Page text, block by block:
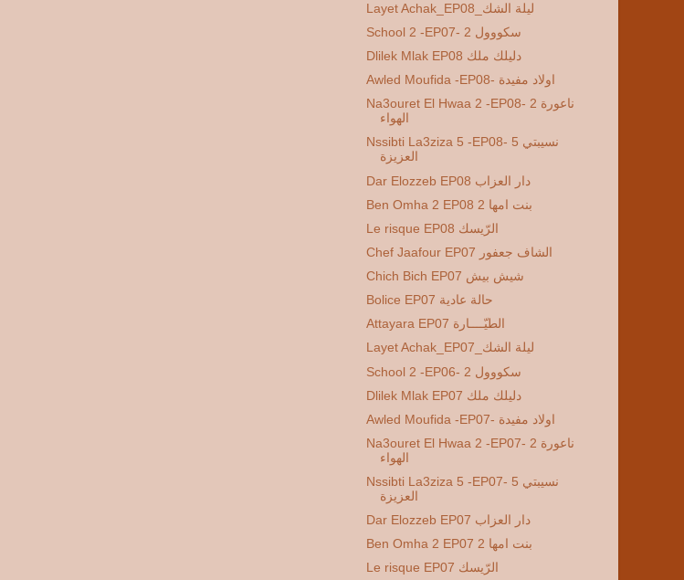
Layet Achak_EP08_ليلة الشك
School 2 -EP07- 2 سكووول
Dlilek Mlak EP08 دليلك ملك
Awled Moufida -EP08- اولاد مفيدة
Na3ouret El Hwaa 2 -EP08- 2 ناعورة
الهواء
Nssibti La3ziza 5 -EP08- 5 نسيبتي
العزيزة
Dar Elozzeb EP08 دار العزاب
Ben Omha 2 EP08 2 بنت امها
Le risque EP08 الرّيسك
Chef Jaafour EP07 الشاف جعفور
Chich Bich EP07 شيش بيش
Bolice EP07 حالة عادية
Attayara EP07 الطيّــــارة
Layet Achak_EP07_ليلة الشك
School 2 -EP06- 2 سكووول
Dlilek Mlak EP07 دليلك ملك
Awled Moufida -EP07- اولاد مفيدة
Na3ouret El Hwaa 2 -EP07- 2 ناعورة
الهواء
Nssibti La3ziza 5 -EP07- 5 نسيبتي
العزيزة
Dar Elozzeb EP07 دار العزاب
Ben Omha 2 EP07 2 بنت امها
Le risque EP07 الرّيسك